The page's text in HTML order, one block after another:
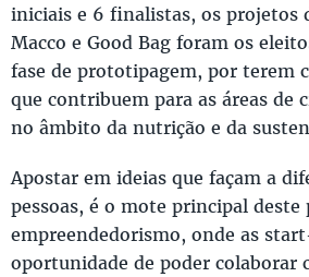
iniciais e 6 finalistas, os projetos
Macco e Good Bag foram os
fase de prototipagem, por terem
que contribuem para as áreas de
no âmbito da nutrição e da
Apostar em ideias que façam a
pessoas, é o mote principal deste
empreendedorismo, onde as
oportunidade de poder colaborar